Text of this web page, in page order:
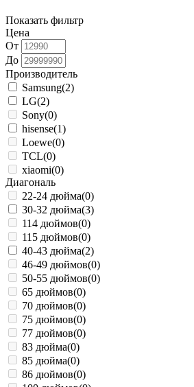
Показать фильтр
Цена
От
До
Производитель
Samsung(2)
LG(2)
Sony(0)
hisense(1)
Loewe(0)
TCL(0)
xiaomi(0)
Диагональ
22-24 дюйма(0)
30-32 дюйма(3)
114 дюймов(0)
115 дюймов(0)
40-43 дюйма(2)
46-49 дюймов(0)
50-55 дюймов(0)
65 дюймов(0)
70 дюймов(0)
75 дюймов(0)
77 дюймов(0)
83 дюйма(0)
85 дюйма(0)
86 дюймов(0)